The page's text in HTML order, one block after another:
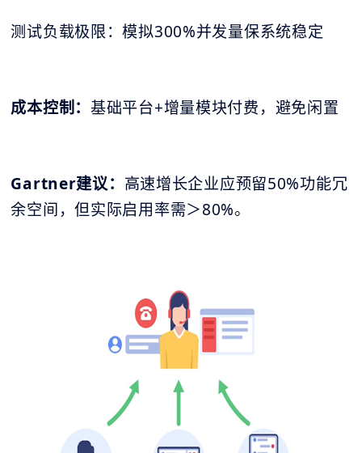
测试负载极限：模拟300%并发量保系统稳定
成本控制：基础平台+增量模块付费，避免闲置
Gartner建议： 高速增长企业应预留50%功能冗
余空间，但实际启用率需＞80%。